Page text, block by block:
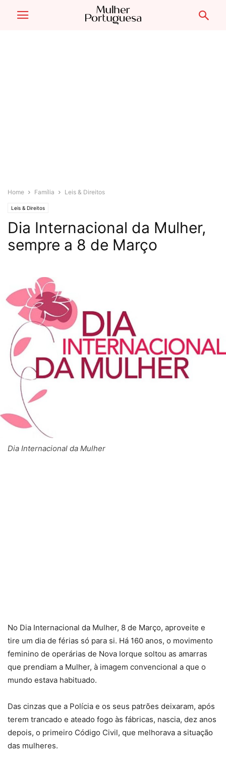
Home Família Leis & Direitos
Leis & Direitos
Dia Internacional da Mulher,
sempre a 8 de Março
Dia Internacional da Mulher
No Dia Internacional da Mulher, 8 de Março, aproveite e
tire um dia de férias só para si. Há 160 anos, o movimento
feminino de operárias de Nova Iorque soltou as amarras
que prendiam a Mulher, à imagem convencional a que o
mundo estava habituado.
Das cinzas que a Polícia e os seus patrões deixaram, após
terem trancado e ateado fogo às fábricas, nascia, dez anos
depois, o primeiro Código Civil, que melhorava a situação
das mulheres.